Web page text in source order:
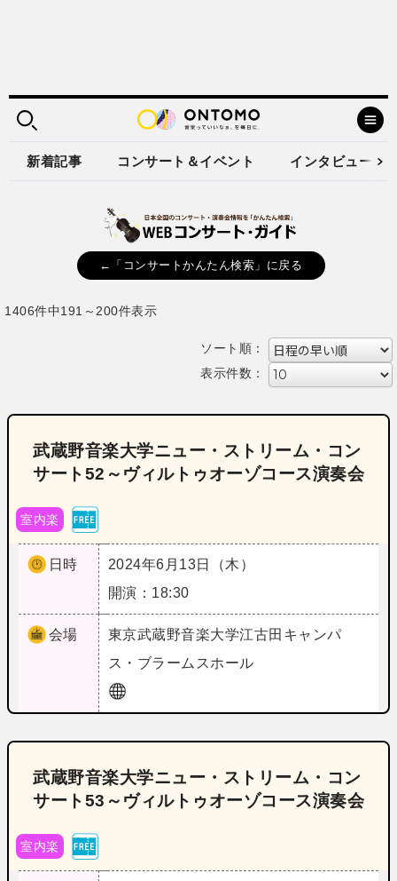
新着記事 コンサート＆イベント インタビュー
←「コンサートかんたん検索」に戻る
1406件中191～200件表示
ソート順：
表示件数：
武蔵野音楽大学ニュー・ストリーム・コン
サート52～ヴィルトゥオーゾコース演奏会
室内楽
日時
2024年6月13日（木）
開演：18:30
会場 東京武蔵野音楽大学江古田キャンパ
ス・ブラームスホール
武蔵野音楽大学ニュー・ストリーム・コン
サート53～ヴィルトゥオーゾコース演奏会
室内楽